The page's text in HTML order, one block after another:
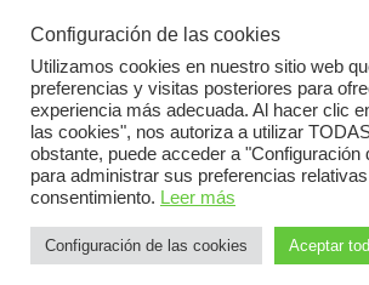
+31 183 30 52 22
2026 © Car Lock Systems
Condiciones Generales
Configuración de las cookies
Utilizamos cookies en nuestro sitio web
preferencias y visitas posteriores para
experiencia más adecuada. Al hacer clic
las cookies", nos autoriza a utilizar
obstante, puede acceder a "Configuración
para administrar sus preferencias relativas
consentimiento. Leer más
Configuración de las cookies Aceptar